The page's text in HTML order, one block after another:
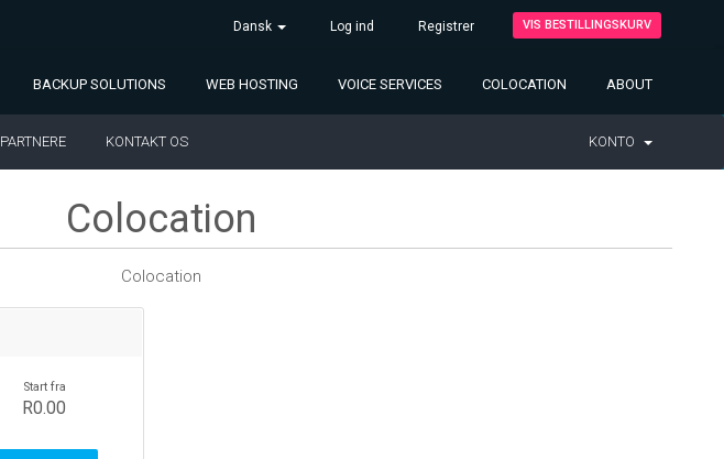
Dansk Log ind Registrer VIS BESTILLINGSKURV
BACKUP SOLUTIONS WEB HOSTING VOICE SERVICES COLOCATION ABOUT
PARTNERE KONTAKT OS KONTO
Colocation
Colocation
Start fra
R0.00